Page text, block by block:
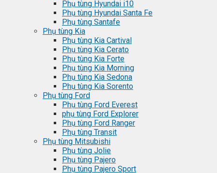
Phụ tùng Hyundai i10
Phụ tùng Hyundai Santa Fe
Phụ tùng Santafe
Phụ tùng Kia
Phụ tùng Kia Cartival
Phụ tùng Kia Cerato
Phụ tùng Kia Forte
Phụ tùng Kia Morning
Phụ tùng Kia Sedona
Phụ tùng Kia Sorento
Phụ tùng Ford
Phụ tùng Ford Everest
phụ tùng Ford Explorer
Phụ tùng Ford Ranger
Phụ tùng Transit
Phụ tùng Mitsubishi
Phụ tùng Jolie
Phụ tùng Pajero
Phụ tùng Pajero Sport